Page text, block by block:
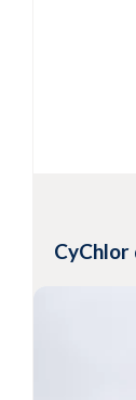
Ácido
CyChlor